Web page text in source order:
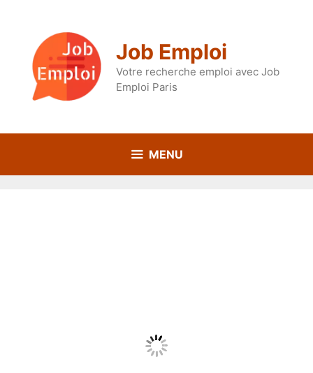
Job Emploi
Votre recherche emploi avec Job
Emploi Paris
MENU